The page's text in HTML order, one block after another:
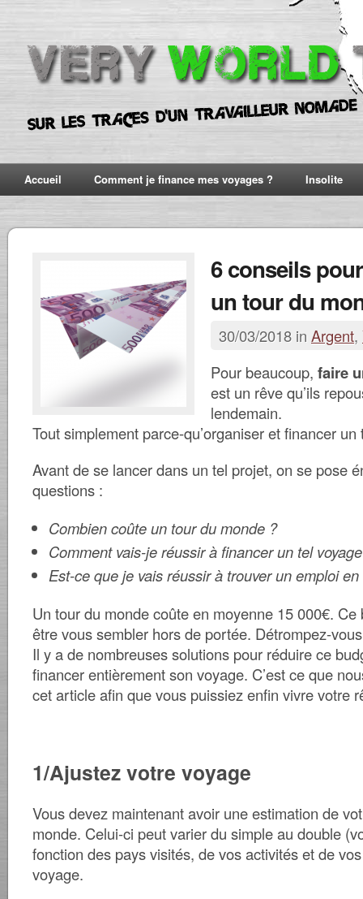
Accueil Comment je finance mes voyages ? Insolite
6 conseils
un tour du
30/03/2018 in Argent,
Pour beaucoup, faire
est un rêve qu’ils
lendemain.
Tout simplement parce-qu’organiser et financer
Avant de se lancer dans un tel projet, on se pose
questions :
Combien coûte un tour du monde ?
Comment vais-je réussir à financer un tel
Est-ce que je vais réussir à trouver un emploi
Un tour du monde coûte en moyenne 15 000€. Ce
être vous sembler hors de portée. Détrompez-
Il y a de nombreuses solutions pour réduire ce
financer entièrement son voyage. C’est ce que
cet article afin que vous puissiez enfin vivre votre
1/Ajustez votre voyage
Vous devez maintenant avoir une estimation de
monde. Celui-ci peut varier du simple au double
fonction des pays visités, de vos activités et de
voyage.